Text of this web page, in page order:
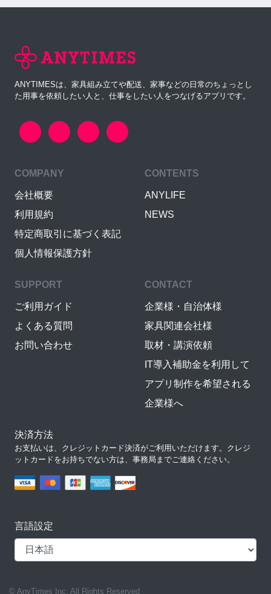
ANYTIMESは、家具組み立てや配送、家事などの日常のちょっとし
た用事を依頼したい人と、仕事をしたい人をつなげるアプリです。
COMPANY
会社概要
利用規約
特定商取引に基づく表記
個人情報保護方針
CONTENTS
ANYLIFE
NEWS
SUPPORT
ご利用ガイド
よくある質問
お問い合わせ
CONTACT
企業様・自治体様
家具関連会社様
取材・講演依頼
IT導入補助金を利用して
アプリ制作を希望される
企業様へ
決済方法
お支払いは、クレジットカード決済がご利用いただけます。クレジ
ットカードをお持ちでない方は、事務局までご連絡ください。
言語設定
© AnyTimes Inc. All Rights Reserved